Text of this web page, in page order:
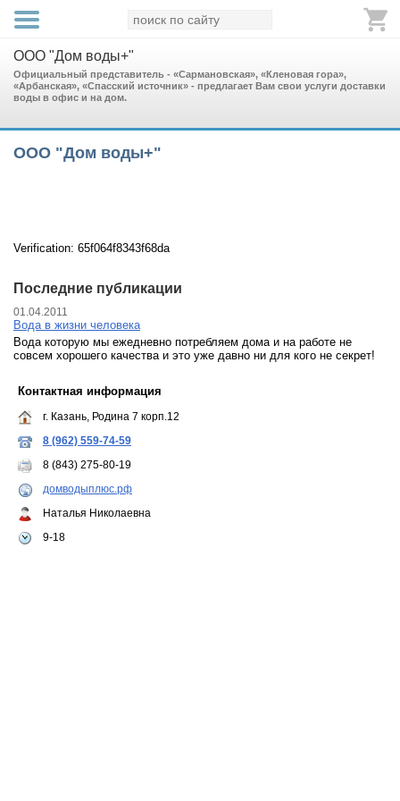
ООО "Дом воды+"
Официальный представитель - «Сармановская», «Кленовая гора»,
«Арбанская», «Спасский источник» - предлагает Вам свои услуги доставки
воды в офис и на дом.
ООО "Дом воды+"
Verification: 65f064f8343f68da
Последние публикации
01.04.2011
Вода в жизни человека
Вода которую мы ежедневно потребляем дома и на работе не
совсем хорошего качества и это уже давно ни для кого не секрет!
Контактная информация
г. Казань, Родина 7 корп.12
8 (962) 559-74-59
8 (843) 275-80-19
домводыплюс.рф
Наталья Николаевна
9-18